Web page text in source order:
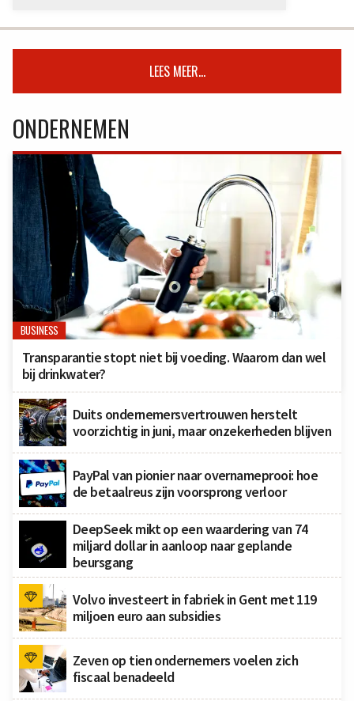
LEES MEER...
ONDERNEMEN
BUSINESS
Transparantie stopt niet bij voeding. Waarom dan wel
bij drinkwater?
Duits ondernemersvertrouwen herstelt
voorzichtig in juni, maar onzekerheden blijven
PayPal van pionier naar overnameprooi: hoe
de betaalreus zijn voorsprong verloor
DeepSeek mikt op een waardering van 74
miljard dollar in aanloop naar geplande
beursgang
Volvo investeert in fabriek in Gent met 119
miljoen euro aan subsidies
Zeven op tien ondernemers voelen zich
fiscaal benadeeld